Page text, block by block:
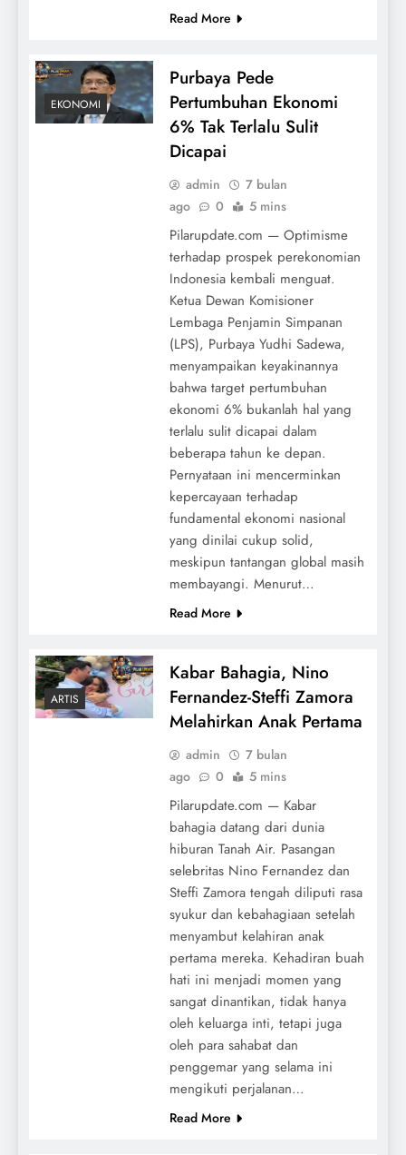
Read More
EKONOMI
Purbaya Pede
Pertumbuhan Ekonomi
6% Tak Terlalu Sulit
Dicapai
admin
7 bulan
ago
0 5 mins
Pilarupdate.com — Optimisme
terhadap prospek perekonomian
Indonesia kembali menguat.
Ketua Dewan Komisioner
Lembaga Penjamin Simpanan
(LPS), Purbaya Yudhi Sadewa,
menyampaikan keyakinannya
bahwa target pertumbuhan
ekonomi 6% bukanlah hal yang
terlalu sulit dicapai dalam
beberapa tahun ke depan.
Pernyataan ini mencerminkan
kepercayaan terhadap
fundamental ekonomi nasional
yang dinilai cukup solid,
meskipun tantangan global masih
membayangi. Menurut…
Read More
ARTIS
Kabar Bahagia, Nino
Fernandez-Steffi Zamora
Melahirkan Anak Pertama
admin
7 bulan
ago
0 5 mins
Pilarupdate.com — Kabar
bahagia datang dari dunia
hiburan Tanah Air. Pasangan
selebritas Nino Fernandez dan
Steffi Zamora tengah diliputi rasa
syukur dan kebahagiaan setelah
menyambut kelahiran anak
pertama mereka. Kehadiran buah
hati ini menjadi momen yang
sangat dinantikan, tidak hanya
oleh keluarga inti, tetapi juga
oleh para sahabat dan
penggemar yang selama ini
mengikuti perjalanan…
Read More